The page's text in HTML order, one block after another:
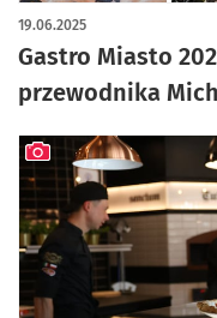
Gastro Miasto
przewodnika
19.06.2025